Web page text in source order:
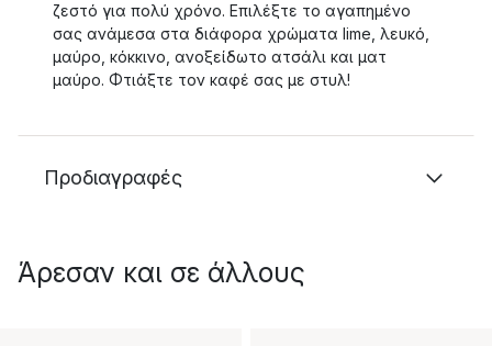
ζεστό για πολύ χρόνο. Επιλέξτε το αγαπημένο
σας ανάμεσα στα διάφορα χρώματα lime, λευκό,
μαύρο, κόκκινο, ανοξείδωτο ατσάλι και ματ
μαύρο. Φτιάξτε τον καφέ σας με στυλ!
Προδιαγραφές
Άρεσαν και σε άλλους